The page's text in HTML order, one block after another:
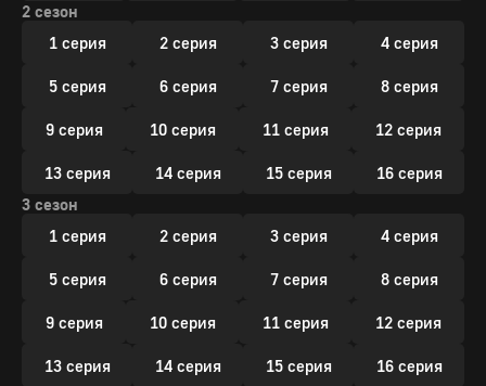
2 сезон
1 серия
2 серия 3 серия 4 серия
5 серия 6 серия 7 серия 8 серия
9 серия 10 серия 11 серия 12 серия
13 серия 14 серия 15 серия
16 серия
3 сезон
1 серия
2 серия 3 серия 4 серия
5 серия 6 серия 7 серия 8 серия
9 серия 10 серия 11 серия 12 серия
13 серия 14 серия 15 серия
16 серия